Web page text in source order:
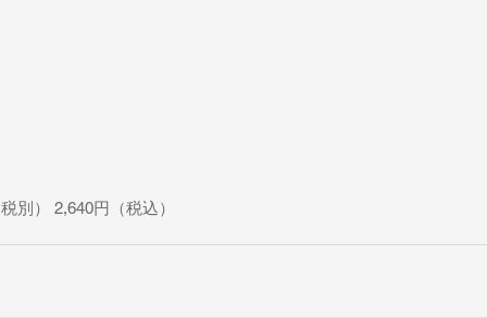
別） 2,640円（税込）